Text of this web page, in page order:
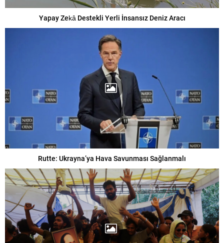
Yapay Zekâ Destekli Yerli İnsansız Deniz Aracı
Rutte: Ukrayna’ya Hava Savunması Sağlanmalı